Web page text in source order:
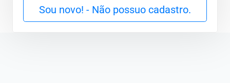
Sou novo! - Não possuo cadastro.